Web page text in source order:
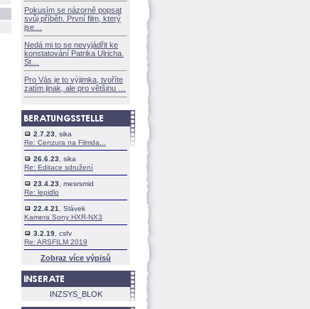
Pokusím se názorně popsat
svůj příběh. První film, který
jse
Nedá mi to se nevyjádřit ke
konstatování Patrika Ulricha.
St
Pro Vás je to výjimka, tvoříte
zatím jinak, ale pro většinu
2.7.23 , sika
Re: Cenzura na Filmda...
26.6.23 , sika
Re: Editace sdružení
23.4.23 , mesrsmid
Re: lepidlo
22.4.21
, Slávek
Kamera Sony HXR-NX3
3.2.19 , csfv
Re: ARSFILM 2019
Zobraz více výpisů
INZSYS_BLOK